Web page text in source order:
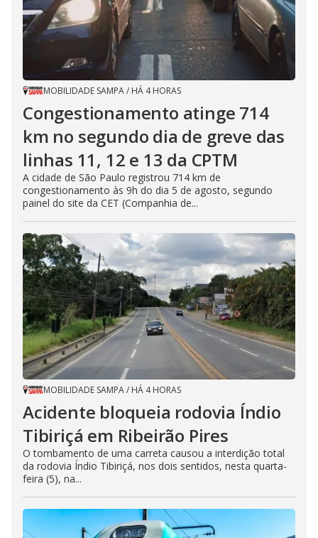
MOBILIDADE SAMPA/ HÁ 4 HORAS
Congestionamento atinge 714
km no segundo dia de greve das
linhas 11, 12 e 13 da CPTM
A cidade de São Paulo registrou 714 km de
congestionamento às 9h do dia 5 de agosto, segundo
painel do site da CET (Companhia de...
MOBILIDADE SAMPA/ HÁ 4 HORAS
Acidente bloqueia rodovia Índio
Tibiriçá em Ribeirão Pires
O tombamento de uma carreta causou a interdição total
da rodovia Índio Tibiriçá, nos dois sentidos, nesta quarta-
feira (5), na...